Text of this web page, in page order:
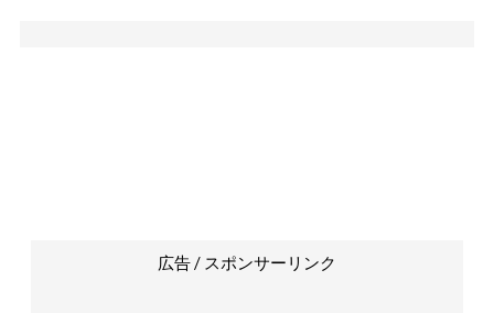
広告 / スポンサーリンク